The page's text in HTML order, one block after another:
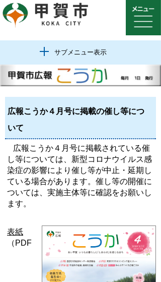
サブメニュー表示
広報こうか４月号に掲載の催し等につ
いて
広報こうか４月号に掲載されている催
し等については、新型コロナウイルス感
染症の影響により催し等が中止・延期し
ている場合があります。催し等の開催に
ついては、実施主体等に確認をお願いし
ます。
表紙
（PDF